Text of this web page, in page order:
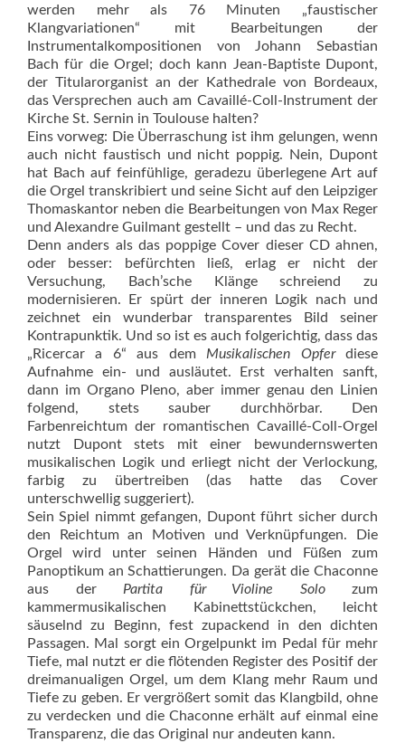
werden mehr als 76 Minuten „faustischer
Klangvariationen“ mit Bearbeitungen der
Instrumentalkompositionen von Johann Sebastian
Bach für die Orgel; doch kann Jean-Baptiste Dupont,
der Titularorganist an der Kathedrale von Bordeaux,
das Versprechen auch am Cavaillé-Coll-Instrument der
Kirche St. Sernin in Toulouse halten?
Eins vorweg: Die Überraschung ist ihm gelungen, wenn
auch nicht faustisch und nicht poppig. Nein, Dupont
hat Bach auf feinfühlige, geradezu überlegene Art auf
die Orgel transkribiert und seine Sicht auf den Leipziger
Thomaskantor neben die Bearbeitungen von Max Reger
und Alexandre Guilmant gestellt – und das zu Recht.
Denn anders als das poppige Cover dieser CD ahnen,
oder besser: befürchten ließ, erlag er nicht der
Versuchung, Bach’sche Klänge schreiend zu
modernisieren. Er spürt der inneren Logik nach und
zeichnet ein wunderbar transparentes Bild seiner
Kontrapunktik. Und so ist es auch folgerichtig, dass das
„Ricercar a 6“ aus dem Musikalischen Opferdiese
Aufnahme ein- und ausläutet. Erst verhalten sanft,
dann im Organo Pleno, aber immer genau den Linien
folgend, stets sauber durchhörbar. Den
Farbenreichtum der romantischen Cavaillé-Coll-Orgel
nutzt Dupont stets mit einer bewundernswerten
musikalischen Logik und erliegt nicht der Verlockung,
farbig zu übertreiben (das hatte das Cover
unterschwellig suggeriert).
Sein Spiel nimmt gefangen, Dupont führt sicher durch
den Reichtum an Motiven und Verknüpfungen. Die
Orgel wird unter seinen Händen und Füßen zum
Panoptikum an Schattierungen. Da gerät die Chaconne
aus der Partita für Violine Solozum
kammermusikalischen Kabinettstückchen, leicht
säuselnd zu Beginn, fest zupackend in den dichten
Passagen. Mal sorgt ein Orgelpunkt im Pedal für mehr
Tiefe, mal nutzt er die flötenden Register des Positif der
dreimanualigen Orgel, um dem Klang mehr Raum und
Tiefe zu geben. Er vergrößert somit das Klangbild, ohne
zu verdecken und die Chaconne erhält auf einmal eine
Transparenz, die das Original nur andeuten kann.